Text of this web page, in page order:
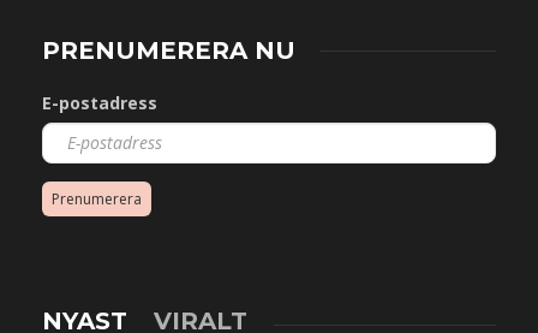
PRENUMERERA NU
E-postadress
Prenumerera
NYAST VIRALT